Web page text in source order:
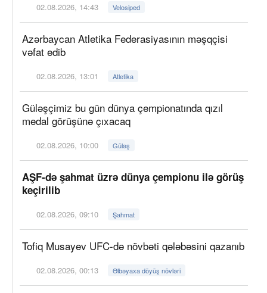
02.08.2026, 14:43 Velosiped
Azərbaycan Atletika Federasiyasının məşqçisi
vəfat edib
02.08.2026, 13:01 Atletika
Güləşçimiz bu gün dünya çempionatında qızıl
medal görüşünə çıxacaq
02.08.2026, 10:00 Güləş
AŞF-də şahmat üzrə dünya çempionu ilə görüş
keçirilib
02.08.2026, 09:10 Şahmat
Tofiq Musayev UFC-də növbəti qələbəsini qazanıb
02.08.2026, 00:13 Əlbəyaxa döyüş növləri